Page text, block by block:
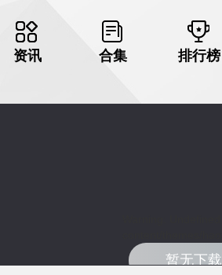
资讯 合集 排行榜
暂无下载